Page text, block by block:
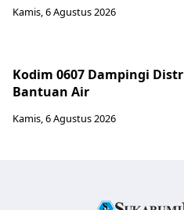
Kamis, 6 Agustus 2026
Kodim 0607 Dampingi
Bantuan Air
Kamis, 6 Agustus 2026